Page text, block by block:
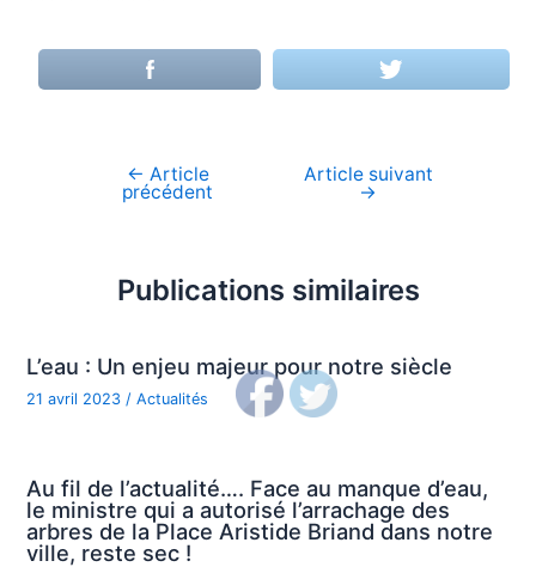
Navigation
← Article
précédent
Article suivant
→
Publications similaires
L’eau : Un enjeu majeur pour notre siècle
21 avril 2023/Actualités
Au fil de l’actualité…. Face au manque d’eau,
le ministre qui a autorisé l’arrachage des
arbres de la Place Aristide Briand dans notre
ville, reste sec !